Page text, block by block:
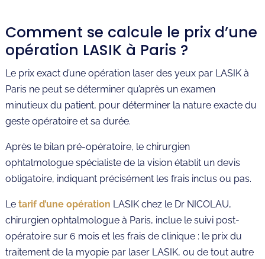
Comment se calcule le prix d’une
opération LASIK à Paris ?
Le prix exact d’une opération laser des yeux par LASIK à
Paris ne peut se déterminer qu’après un examen
minutieux du patient, pour déterminer la nature exacte du
geste opératoire et sa durée.
Après le bilan pré-opératoire, le chirurgien
ophtalmologue spécialiste de la vision établit un devis
obligatoire, indiquant précisément les frais inclus ou pas.
Le tarif d’une opération LASIK chez le Dr NICOLAU,
chirurgien ophtalmologue à Paris, inclue le suivi post-
opératoire sur 6 mois et les frais de clinique : le prix du
traitement de la myopie par laser LASIK, ou de tout autre